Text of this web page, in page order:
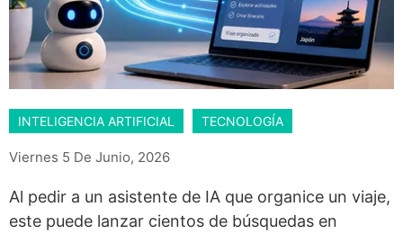
INTELIGENCIA ARTIFICIAL TECNOLOGÍA
Viernes 5 De Junio, 2026
Al pedir a un asistente de IA que organice un viaje,
este puede lanzar cientos de búsquedas en